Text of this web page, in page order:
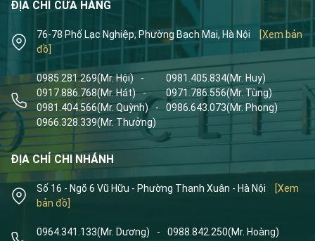
ĐỊA CHỈ CỬA HÀNG
76-78 Phố Lạc Nghiệp, Phường Bạch Mai, Hà Nội
[Xem bản
đồ]
0985.281.269(Mr. Hội) - 0981.405.834(Mr. Huy)
0917.886.768(Mr. Hát) - 0971.786.556(Mr. Tùng)
0981.404.566(Mr. Quỳnh) - 0986.643.073(Mr. Phong)
0966.328.339(Mr. Thưởng)
ĐỊA CHỈ CHI NHÁNH
Số 16 - Ngõ 6 Vũ Hữu - Phường Thanh Xuân - Hà Nội
[Xem
bản đồ]
0964.341.133(Mr. Dương) - 0988.842.250(Mr. Hoàng)